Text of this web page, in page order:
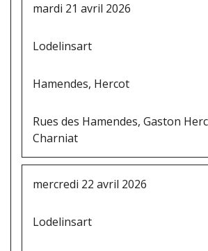
mardi 21 avril 2026
Lodelinsart
Hamendes, Hercot
Rues des Hamendes, Gaston
Charniat
mercredi 22 avril 2026
Lodelinsart